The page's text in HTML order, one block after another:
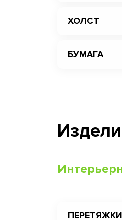
ХОЛСТ
БУМАГА
ПЕРЕТЯЖКИ